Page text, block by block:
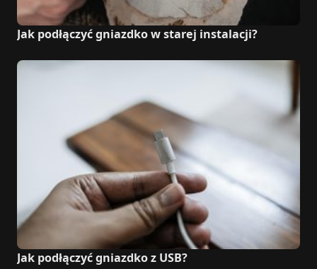
Jak podłączyć gniazdko w starej instalacji?
Jak podłączyć gniazdko z USB?